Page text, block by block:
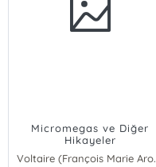
Micromegas ve Diğer
Hikayeler
Voltaire